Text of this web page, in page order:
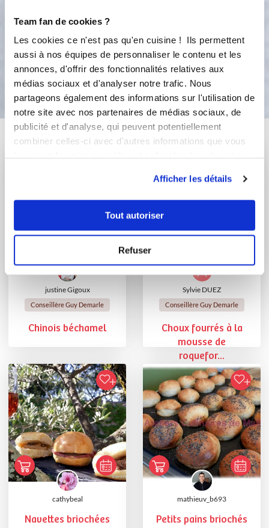
Team fan de cookies ?
Les cookies ce n'est pas qu'en cuisine ! Ils permettent
aussi à nos équipes de personnaliser le contenu et les
annonces, d'offrir des fonctionnalités relatives aux
médias sociaux et d'analyser notre trafic. Nous
partageons également des informations sur l'utilisation de
notre site avec nos partenaires de médias sociaux, de
publicité et d'analyse, qui peuvent potentiellement
combiner celles-ci avec d'autres informations que vous
Afficher les détails
Tout autoriser
Refuser
exemple. Bon appétit !
Bon appétit !
Vous aimerez aussi ...
justine Gigoux
Conseillère Guy Demarle
Chinois béchamel
Sylvie DUEZ
Conseillère Guy Demarle
Choux fourrés à la
mousse de
roquefor...
cathybeal
Navettes briochées
mathieuv_b693
Petits pains briochés